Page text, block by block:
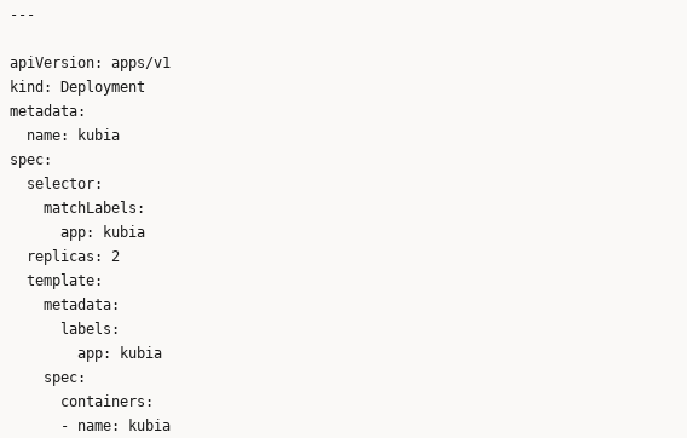
---
apiVersion: apps/v1
kind: Deployment
metadata:
  name: kubia
spec:
  selector:
    matchLabels:
      app: kubia
  replicas: 2
  template:
    metadata:
      labels:
        app: kubia
    spec:
      containers:
      - name: kubia